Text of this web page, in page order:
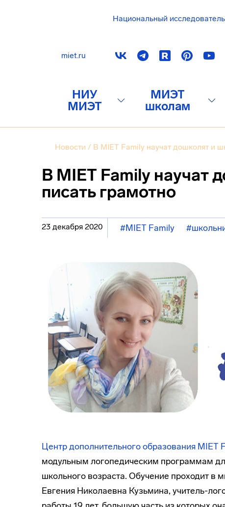
Национальный
miet.ru
НИУ
МИЭТ
МИЭТ
школам
Новости / В MIET Family научат дошколят и
В MIET Family научат
писать грамотно
23 декабря 2020 #MIET Family
Центр дополнительного образования MIET
модульным логопедическим программам
школьного возраста. Обучение проходит в
Евгения Николаевна Кузьмина, учитель-